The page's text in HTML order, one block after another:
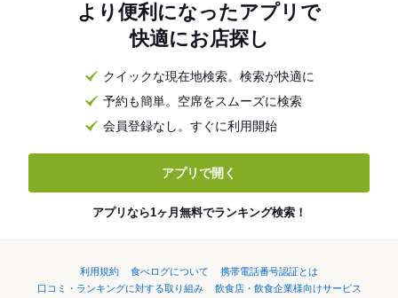
より便利になったアプリで
快適にお店探し
クイックな現在地検索。検索が快適に
予約も簡単。空席をスムーズに検索
会員登録なし。すぐに利用開始
アプリで開く
アプリなら1ヶ月無料でランキング検索！
利用規約 食べログについて
携帯電話番号認証とは
口コミ・ランキングに対する取り組み
飲食店・飲食企業様向けサービス